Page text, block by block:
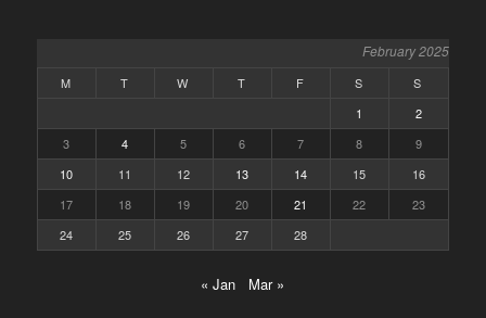
February 2025
M T W T F S
S
1
2
3
4 5 6 7 8
9
10
11 12 13 14 15
16
17
18 19 20 21 22
23
24
25 26 27 28
« Jan Mar »